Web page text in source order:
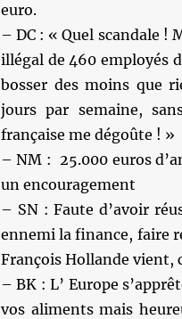
euro.
– DC : « Quel scandale !
illégal de 460 employés
bosser des moins que
jours par semaine,
française me dégoûte ! »
– NM : 25.000 euros
un encouragement
– SN : Faute d’avoir
ennemi la finance, faire
François Hollande vient,
– BK : L’ ‎Europe
vos aliments mais